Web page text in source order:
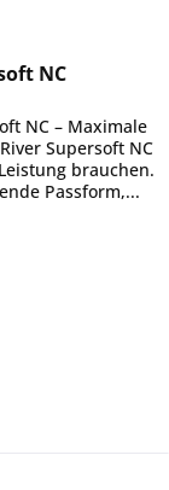
NC
NC – Maximale
Supersoft NC
brauchen.
Passform,...